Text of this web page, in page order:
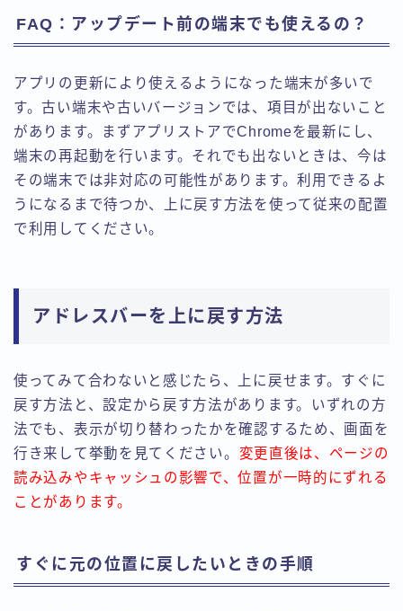
FAQ：アップデート前の端末でも使えるの？
アプリの更新により使えるようになった端末が多いで
す。古い端末や古いバージョンでは、項目が出ないこと
があります。まずアプリストアでChromeを最新にし、
端末の再起動を行います。それでも出ないときは、今は
その端末では非対応の可能性があります。利用できるよ
うになるまで待つか、上に戻す方法を使って従来の配置
で利用してください。
アドレスバーを上に戻す方法
使ってみて合わないと感じたら、上に戻せます。すぐに
戻す方法と、設定から戻す方法があります。いずれの方
法でも、表示が切り替わったかを確認するため、画面を
行き来して挙動を見てください。 変更直後は、ページの
読み込みやキャッシュの影響で、位置が一時的にずれる
ことがあります。
すぐに元の位置に戻したいときの手順